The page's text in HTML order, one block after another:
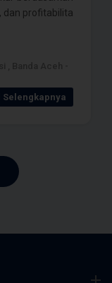
dan profitabilita
Selengkapnya